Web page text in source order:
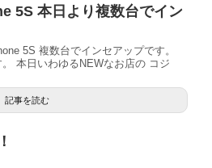
5S 本日より複数台でイン
5S 複数台でインセアップです。
本日いわゆるNEWなお店の コジ
記事を読む